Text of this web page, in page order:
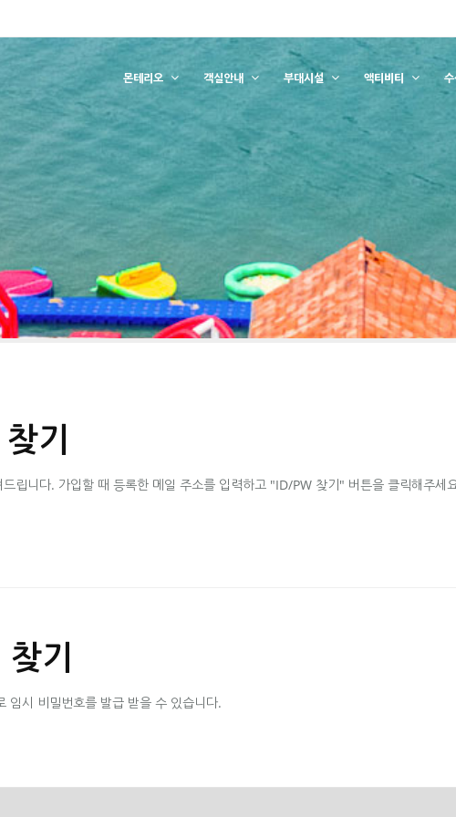
몬테리오 객실안내 부대시설 액티비티
기
립니다. 가입할 때 등록한 메일 주소를 입력하고 "ID/PW 찾기" 버튼을 클릭해주세
기
임시 비밀번호를 발급 받을 수 있습니다.